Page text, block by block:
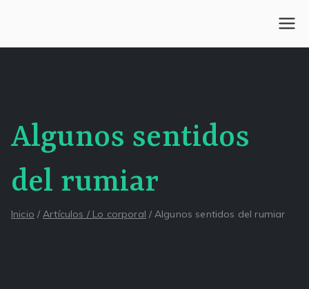
contenido
Centro Kesselman
Algunos sentidos
del rumiar
Inicio Artículos / Lo corporal Algunos sentidos del rumiar